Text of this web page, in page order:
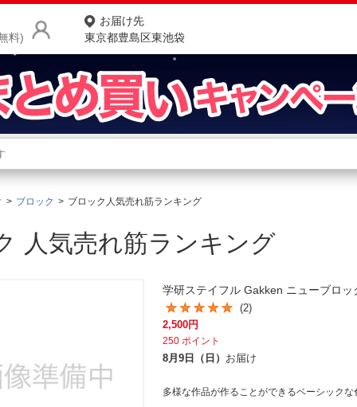
料)
お届け先
東京都豊島区東池袋
商品をさがす
ランキングからさがす
カテゴリ一覧からさがす
よくある質問・お問合せ
ブロック ブロック人気売れ筋ランキング
人気売れ筋ランキング
学研ステイフル Gakken ニューブロッ
(2)
2,500円
250 ポイント
8月9日（日） お届け
多様な作品が作ることができるベーシックな